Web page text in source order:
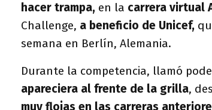
hacer trampa, en la carrera virtual
Challenge, a beneficio de Unicef,
semana en Berlín, Alemania.
Durante la competencia, llamó
apareciera al frente de la grilla,
muy flojas en las carreras